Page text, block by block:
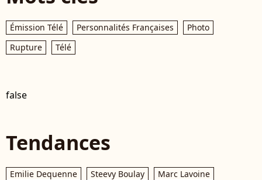
Émission Télé Personnalités Françaises
Photo
Rupture
Télé
false
Tendances
Emilie Dequenne Steevy Boulay
Marc Lavoine